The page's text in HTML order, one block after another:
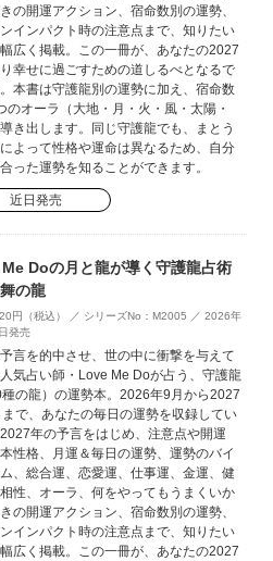
の開運アクション、宿命数別の運勢、
ンインパクト時の注意点まで、知りたい
広く掲載。この一冊が、あなたの2027
幸せに過ごすための道しるべとなるで
本書は守護龍別の運勢に加え、宿命数
のオーラ（大地・月・火・風・太陽・
き出します。同じ守護龍でも、まとう
よって性格や運命は異なるため、自分
った運勢を知ることができます。
近日発売
Doの月と龍が導く守護龍占術
の龍
円（税込） ／ シリーズNo：M2005 ／ 2026年
発売
言を的中させ、世の中に衝撃を与えて
気占い師・Love Me Doが占う、守護龍
の龍）の運勢本。2026年9月から2027
で、あなたの毎日の運勢を収録してい
年の予言をはじめ、注意点や開運
性格、月運＆毎日の運勢、運勢のバイ
、総合運、恋愛運、仕事運、金運、健
性、オーラ、何をやってもうまくいか
の開運アクション、宿命数別の運勢、
ンインパクト時の注意点まで、知りたい
広く掲載。この一冊が、あなたの2027